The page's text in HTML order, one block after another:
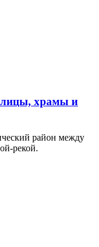
храмы и
район между
рекой.